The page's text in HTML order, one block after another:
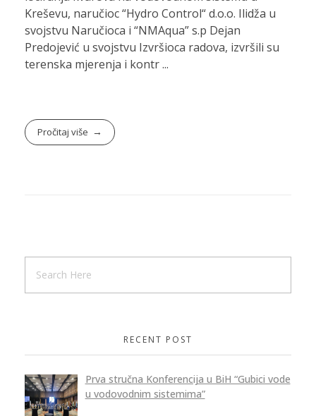
Kreševu, naručioc “Hydro Control“ d.o.o. Ilidža u
svojstvu Naručioca i “NMAqua” s.p Dejan
Predojević u svojstvu Izvršioca radova, izvršili su
terenska mjerenja i kontr ...
Pročitaj više
RECENT POST
Prva stručna Konferencija u BiH “Gubici vode
u vodovodnim sistemima”